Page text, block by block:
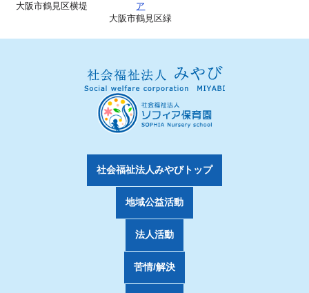
大阪市鶴見区横堤
ア
大阪市鶴見区緑
社会福祉法人みやびトップ
地域公益活動
法人活動
苦情/解決